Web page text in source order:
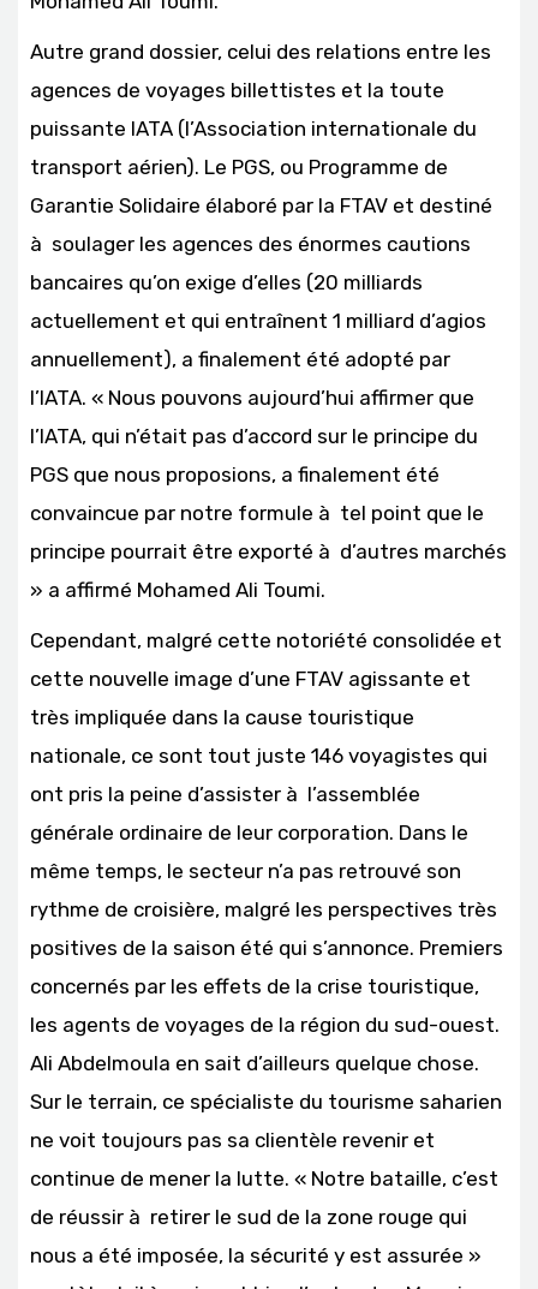
Autre grand dossier, celui des relations entre les
agences de voyages billettistes et la toute
puissante IATA (l’Association internationale du
transport aérien). Le PGS, ou Programme de
Garantie Solidaire élaboré par la FTAV et destiné
à soulager les agences des énormes cautions
bancaires qu’on exige d’elles (20 milliards
actuellement et qui entraînent 1 milliard d’agios
annuellement), a finalement été adopté par
l’IATA. « Nous pouvons aujourd’hui affirmer que
l’IATA, qui n’était pas d’accord sur le principe du
PGS que nous proposions, a finalement été
convaincue par notre formule à tel point que le
principe pourrait être exporté à d’autres marchés
» a affirmé Mohamed Ali Toumi.
Cependant, malgré cette notoriété consolidée et
cette nouvelle image d’une FTAV agissante et
très impliquée dans la cause touristique
nationale, ce sont tout juste 146 voyagistes qui
ont pris la peine d’assister à l’assemblée
générale ordinaire de leur corporation. Dans le
même temps, le secteur n’a pas retrouvé son
rythme de croisière, malgré les perspectives très
positives de la saison été qui s’annonce. Premiers
concernés par les effets de la crise touristique,
les agents de voyages de la région du sud-ouest.
Ali Abdelmoula en sait d’ailleurs quelque chose.
Sur le terrain, ce spécialiste du tourisme saharien
ne voit toujours pas sa clientèle revenir et
continue de mener la lutte. « Notre bataille, c’est
de réussir à retirer le sud de la zone rouge qui
nous a été imposée, la sécurité y est assurée »